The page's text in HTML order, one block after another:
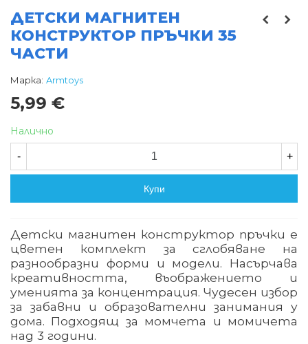
ДЕТСКИ МАГНИТЕН
КОНСТРУКТОР ПРЪЧКИ 35
ЧАСТИ
Марка: Armtoys
5,99 €
Налично
- +
Купи
Детски магнитен конструктор пръчки е
цветен комплект за сглобяване на
разнообразни форми и модели. Насърчава
креативността, въображението и
уменията за концентрация. Чудесен избор
за забавни и образователни занимания у
дома. Подходящ за момчета и момичета
над 3 години.